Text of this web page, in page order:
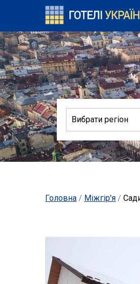
Вибрати регіон
Головна / Міжгір'я /